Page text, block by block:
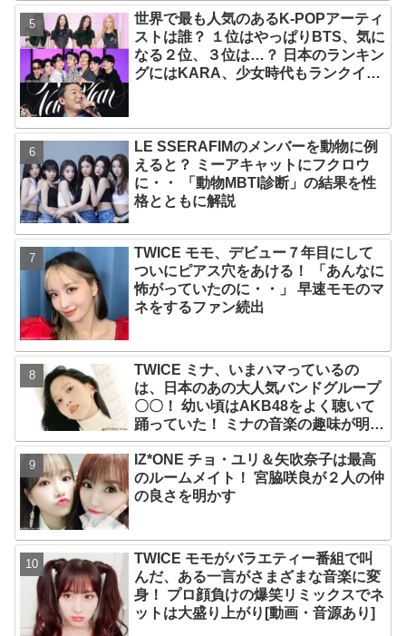
世界で最も人気のあるK-POPアーティ
ストは誰？ １位はやっぱりBTS、気に
なる２位、３位は…？ 日本のランキン
グにはKARA、少女時代もランクイ
LE SSERAFIMのメンバーを動物に例
えると？ ミーアキャットにフクロウ
に・・ 「動物MBTI診断」の結果を性
格とともに解説
TWICE モモ、デビュー７年目にして
ついにピアス穴をあける！ 「あんなに
怖がっていたのに・・」 早速モモのマ
ネをするファン続出
TWICE ミナ、いまハマっているの
は、日本のあの大人気バンドグループ
〇〇！ 幼い頃はAKB48をよく聴いて
踊っていた！ ミナの音楽の趣味が明ら
かに
IZ*ONE チョ・ユリ＆矢吹奈子は最高
のルームメイト！ 宮脇咲良が２人の仲
の良さを明かす
TWICE モモがバラエティー番組で叫
んだ、ある一言がさまざまな音楽に変
身！ プロ顔負けの爆笑リミックスでネ
ットは大盛り上がり[動画・音源あり]